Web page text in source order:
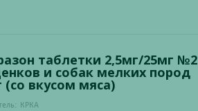
таблетки 2,5мг/25мг №2
и собак мелких пород
(со вкусом мяса)
КРКА